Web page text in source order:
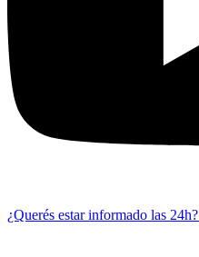
¿Querés estar informado las 24h?